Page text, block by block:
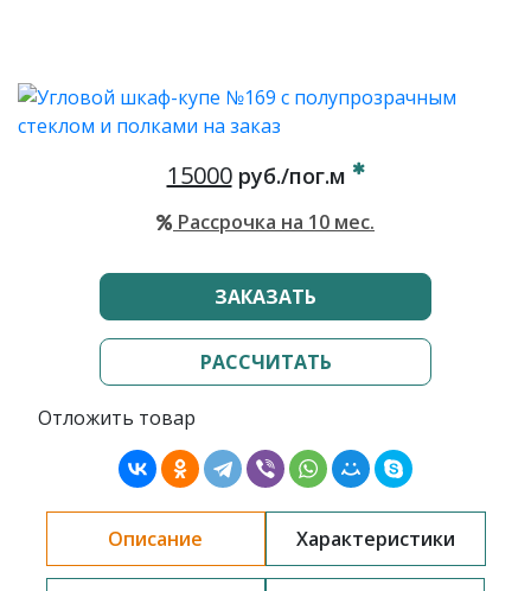
15000руб./пог.м
Рассрочка на 10 мес.
ЗАКАЗАТЬ
РАССЧИТАТЬ
Отложить товар
Описание Характеристики